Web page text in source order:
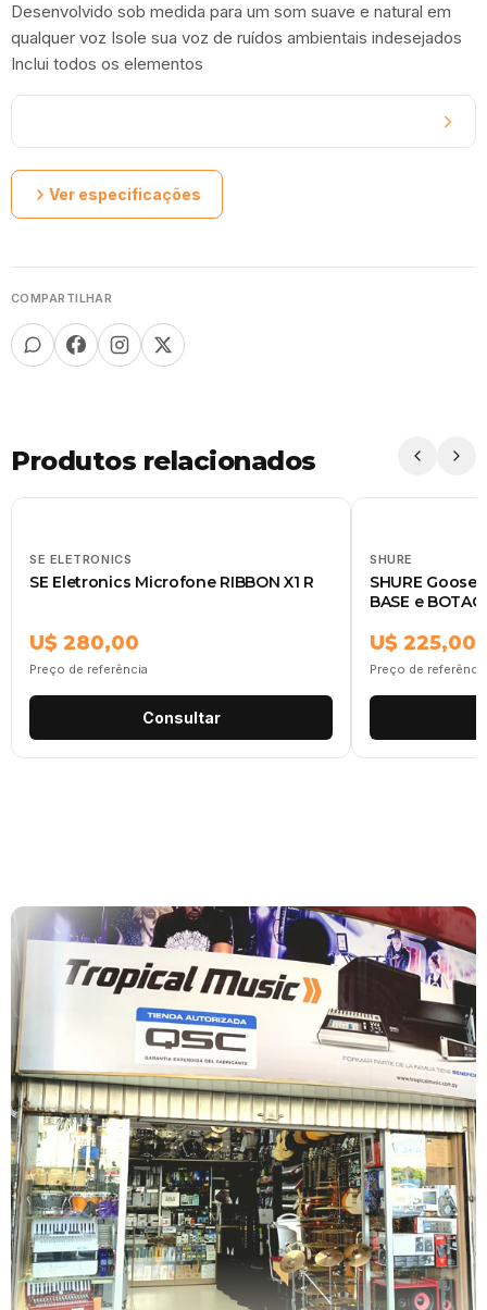
Desenvolvido sob medida para um som suave e natural em
qualquer voz Isole sua voz de ruídos ambientais indesejados
Inclui todos os elementos
Ver especificações
COMPARTILHAR
Produtos relacionados
SE ELETRONICS
SE Eletronics Microfone RIBBON X1 R
U$ 280,00
Preço de referência
Consultar
SHURE
SHURE
BASE e BOTAO
U$ 225,00
Preço de referência